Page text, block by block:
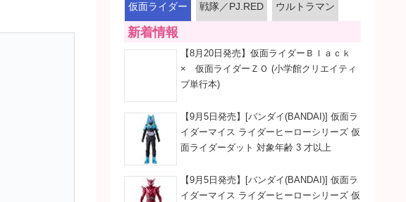
仮面ライダー 戦隊／PJ.RED ウルトラマン
新着情報
【8月20日発売】仮面ライダーＢｌａｃｋ
× 仮面ライダーＺＯ (小学館クリエイティ
ブ単行本)
【9月5日発売】[バンダイ(BANDAI)] 仮面ラ
イダーマイス ライダーヒーローシリーズ 仮
面ライダーダット 対象年齢 3 才以上
【9月5日発売】[バンダイ(BANDAI)] 仮面ラ
イダーマイス ライダーヒーローシリーズ 仮